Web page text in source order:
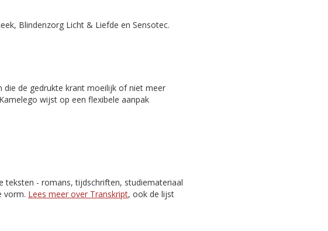
Blindenzorg Licht & Liefde en Sensotec.
de gedrukte krant moeilijk of niet meer
wijst op een flexibele aanpak
- romans, tijdschriften, studiemateriaal
vorm. Lees meer over Transkript, ook de lijst